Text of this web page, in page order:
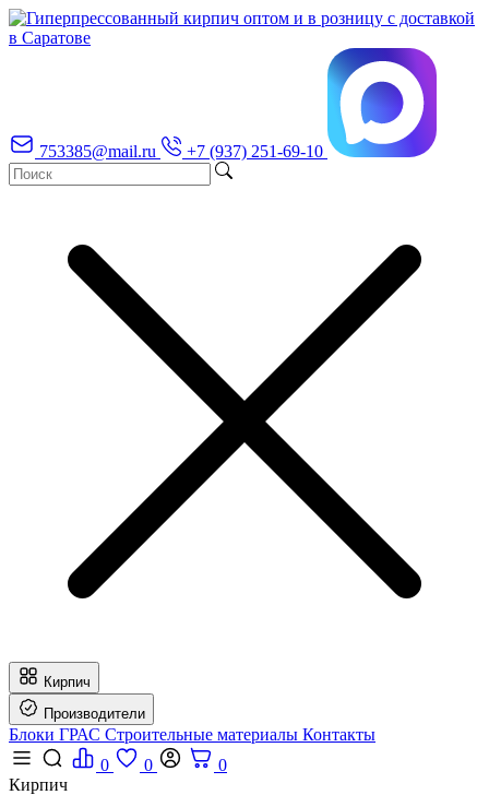
753385@mail.ru +7 (937) 251-69-10
Кирпич
Производители
Блоки ГРАС Строительные материалы Контакты
0
0
0
Кирпич